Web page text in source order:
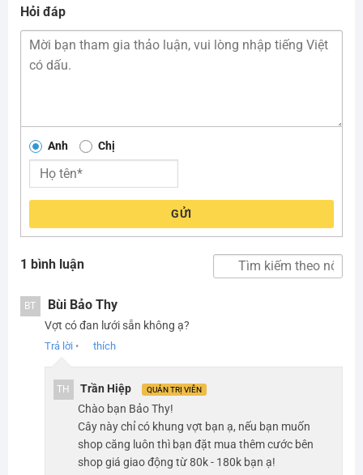
Hỏi đáp
Anh Chị
GỬI
1 bình luận
BT Bùi Bảo Thy
Vợt có đan lưới sẵn không ạ?
Trả lời • thích
TH Trần Hiệp QUẢN TRỊ VIÊN
Chào bạn Bảo Thy!
Cây này chỉ có khung vợt bạn ạ, nếu bạn muốn
shop căng luôn thì bạn đặt mua thêm cước bên
shop giá giao động từ 80k - 180k bạn ạ!